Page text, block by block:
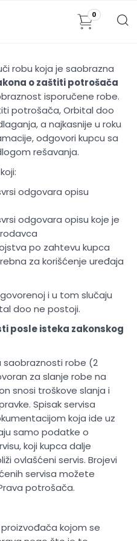
0
robu koja je saobrazna
o zaštiti potrošača
isporučene robe.
potrošača, Orbital doo
a najkasnije u roku
odgovori kupcu sa
rešavanja.
odgovara opisu
odgovara opisu koje je
po zahtevu kupca
za korišćenje uređaja
i u tom slučaju
doo ne postoji.
posle isteka zakonskog
saobraznosti robe (2
za slanje robe na
snosi troškove slanja i
Spisak servisa
koja ide uz
samo podatke o
koji kupca dalje
ovlašćeni servis. Brojevi
servisa možete
potrošača.
kojom se